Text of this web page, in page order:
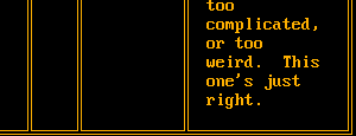
too
complicated,
or too
weird.  This
one's just
right.